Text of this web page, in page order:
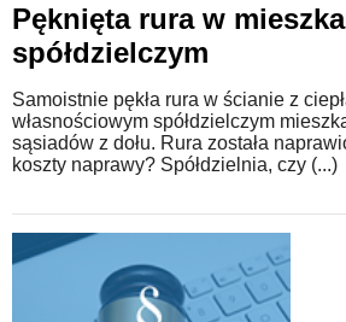
Pęknięta rura w
spółdzielczym
Samoistnie pękła rura w ścianie z
własnościowym spółdzielczym
sąsiadów z dołu. Rura została
koszty naprawy? Spółdzielnia, czy (...)